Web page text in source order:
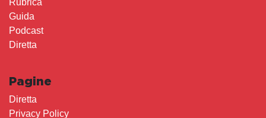
Guida
Podcast
Diretta
Pagine
Diretta
Privacy Policy